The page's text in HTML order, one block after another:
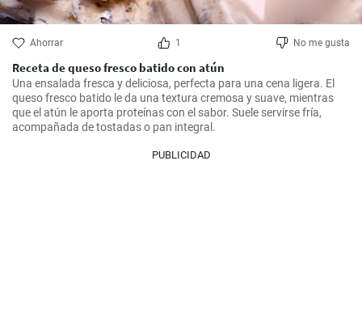
Ahorrar 1 No me gusta
Receta de queso fresco batido con atún
Una ensalada fresca y deliciosa, perfecta para una cena ligera. El
queso fresco batido le da una textura cremosa y suave, mientras
que el atún le aporta proteínas con el sabor. Suele servirse fría,
PUBLICIDAD